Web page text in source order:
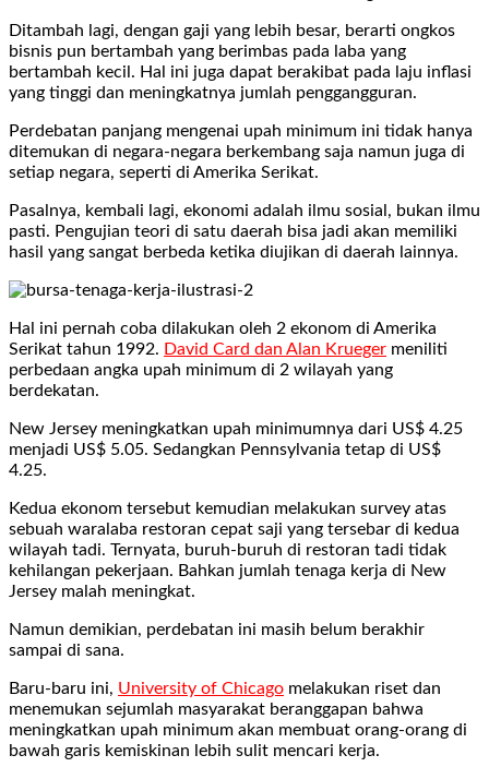
Ditambah lagi, dengan gaji yang lebih besar, berarti ongkos
bisnis pun bertambah yang berimbas pada laba yang
bertambah kecil. Hal ini juga dapat berakibat pada laju inflasi
yang tinggi dan meningkatnya jumlah penggangguran.
Perdebatan panjang mengenai upah minimum ini tidak hanya
ditemukan di negara-negara berkembang saja namun juga di
setiap negara, seperti di Amerika Serikat.
Pasalnya, kembali lagi, ekonomi adalah ilmu sosial, bukan ilmu
pasti. Pengujian teori di satu daerah bisa jadi akan memiliki
hasil yang sangat berbeda ketika diujikan di daerah lainnya.
Hal ini pernah coba dilakukan oleh 2 ekonom di Amerika
Serikat tahun 1992. David Card dan Alan Krueger meniliti
perbedaan angka upah minimum di 2 wilayah yang
berdekatan.
New Jersey meningkatkan upah minimumnya dari US$ 4.25
menjadi US$ 5.05. Sedangkan Pennsylvania tetap di US$
4.25.
Kedua ekonom tersebut kemudian melakukan survey atas
sebuah waralaba restoran cepat saji yang tersebar di kedua
wilayah tadi. Ternyata, buruh-buruh di restoran tadi tidak
kehilangan pekerjaan. Bahkan jumlah tenaga kerja di New
Jersey malah meningkat.
Namun demikian, perdebatan ini masih belum berakhir
sampai di sana.
Baru-baru ini, University of Chicago melakukan riset dan
menemukan sejumlah masyarakat beranggapan bahwa
meningkatkan upah minimum akan membuat orang-orang di
bawah garis kemiskinan lebih sulit mencari kerja.